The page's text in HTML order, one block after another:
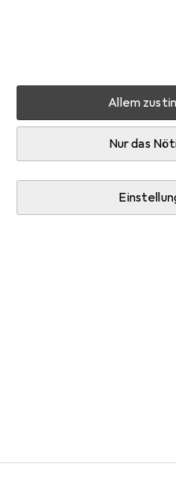
Allem
Nur das
Exacompta
den Kategorien